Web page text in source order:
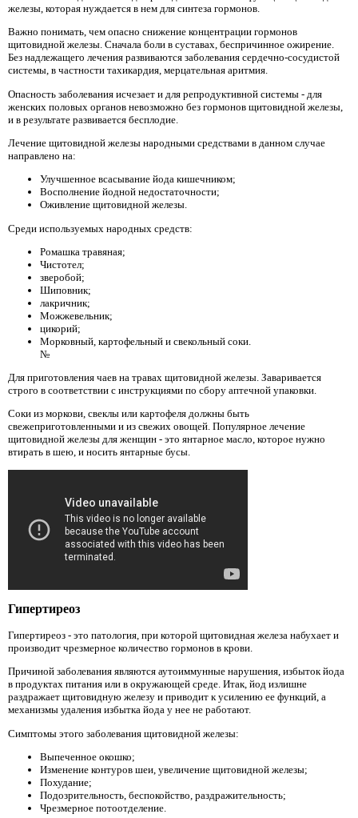
железы, которая нуждается в нем для синтеза гормонов.
Важно понимать, чем опасно снижение концентрации гормонов
щитовидной железы. Сначала боли в суставах, беспричинное ожирение.
Без надлежащего лечения развиваются заболевания сердечно-сосудистой
системы, в частности тахикардия, мерцательная аритмия.
Опасность заболевания исчезает и для репродуктивной системы - для
женских половых органов невозможно без гормонов щитовидной железы,
и в результате развивается бесплодие.
Лечение щитовидной железы народными средствами в данном случае
направлено на:
Улучшенное всасывание йода кишечником;
Восполнение йодной недостаточности;
Оживление щитовидной железы.
Среди используемых народных средств:
Ромашка травяная;
Чистотел;
зверобой;
Шиповник;
лакричник;
Можжевельник;
цикорий;
Морковный, картофельный и свекольный соки.
№
Для приготовления чаев на травах щитовидной железы. Заваривается
строго в соответствии с инструкциями по сбору аптечной упаковки.
Соки из моркови, свеклы или картофеля должны быть
свежеприготовленными и из свежих овощей. Популярное лечение
щитовидной железы для женщин - это янтарное масло, которое нужно
втирать в шею, и носить янтарные бусы.
Гипертиреоз
Гипертиреоз - это патология, при которой щитовидная железа набухает и
производит чрезмерное количество гормонов в крови.
Причиной заболевания являются аутоиммунные нарушения, избыток йода
в продуктах питания или в окружающей среде. Итак, йод излишне
раздражает щитовидную железу и приводит к усилению ее функций, а
механизмы удаления избытка йода у нее не работают.
Симптомы этого заболевания щитовидной железы:
Выпеченное окошко;
Изменение контуров шеи, увеличение щитовидной железы;
Похудание;
Подозрительность, беспокойство, раздражительность;
Чрезмерное потоотделение.